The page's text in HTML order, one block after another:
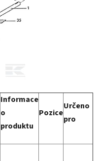
Informace
o
produktu
Pozice
Určeno
pro